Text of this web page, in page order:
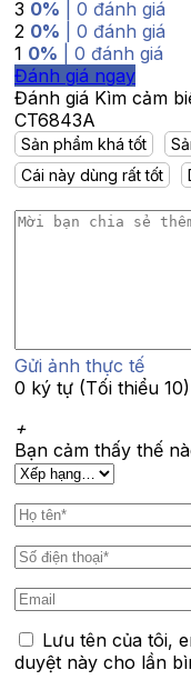
3 0% | 0 đánh giá
2 0% | 0 đánh giá
1 0% | 0 đánh giá
Đánh giá ngay
Đánh giá Kìm cảm
CT6843A
Sản phẩm khá tốt
Cái này dùng rất tốt
Gửi ảnh thực tế
0 ký tự (Tối thiểu 10)
+
Bạn cảm thấy thế
Lưu tên của tôi,
duyệt này cho lần